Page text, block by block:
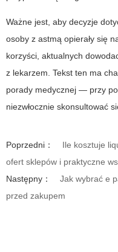
Ważne jest, aby decyzje
osoby z astmą opierały się
korzyści, aktualnych
z lekarzem. Tekst ten ma
porady medycznej — przy
niezwłocznie skonsultować
Poprzedni：
Ile kosztuje
ofert sklepów i praktyczne
Następny：
Jak wybrać e
przed zakupem